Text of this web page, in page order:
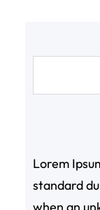
Lorem
standard
when an